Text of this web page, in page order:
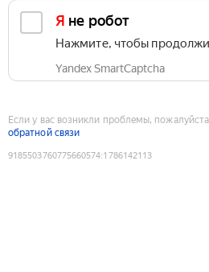
Я не робот
Нажмите, чтобы
Yandex SmartCaptcha
Если у вас возникли проблемы,
обратной связи
9185503760775660574:1786142113